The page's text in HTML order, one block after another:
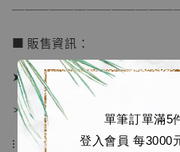
單筆訂單滿5
登入會員 每3000
■ 販售資訊：
➤ 價格 1580元 (訂金880)
＊ 國際運費另計
⁝